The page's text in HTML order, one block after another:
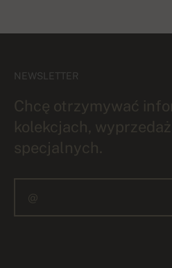
NEWSLETTER
Chcę otrzymywać
kolekcjach,
specjalnych.